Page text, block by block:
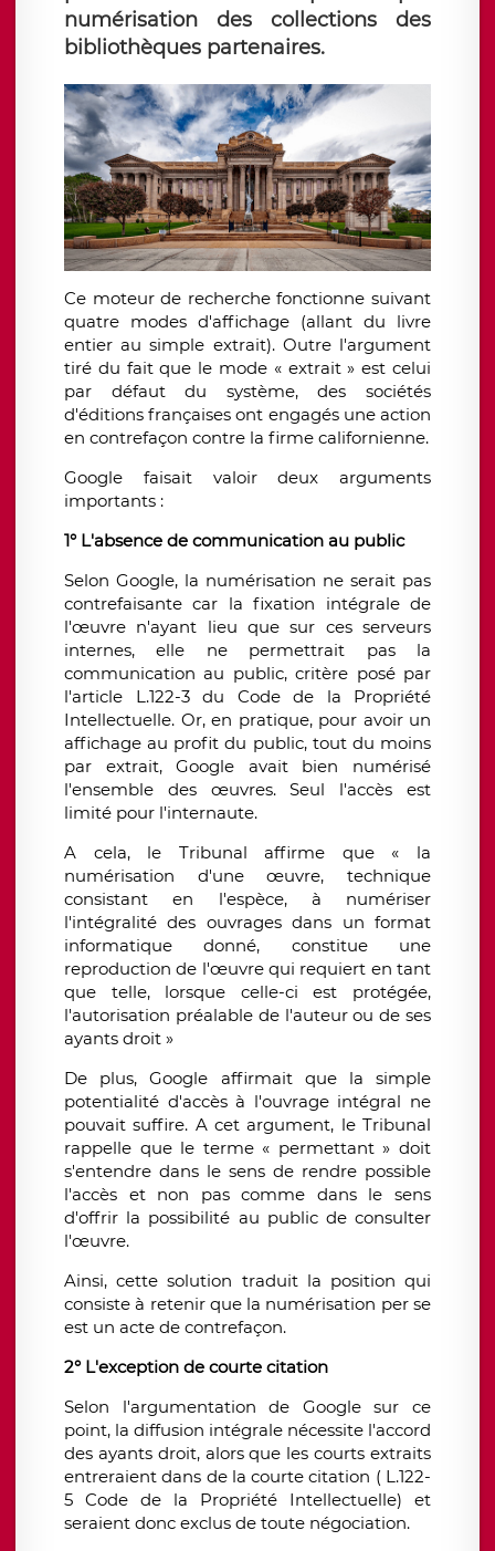
numérisation des collections des
bibliothèques partenaires.
Ce moteur de recherche fonctionne suivant
quatre modes d'affichage (allant du livre
entier au simple extrait). Outre l'argument
tiré du fait que le mode « extrait » est celui
par défaut du système, des sociétés
d'éditions françaises ont engagés une action
en contrefaçon contre la firme californienne.
Google faisait valoir deux arguments
importants :
1° L'absence de communication au public
Selon Google, la numérisation ne serait pas
contrefaisante car la fixation intégrale de
l'œuvre n'ayant lieu que sur ces serveurs
internes, elle ne permettrait pas la
communication au public, critère posé par
l'article L.122-3 du Code de la Propriété
Intellectuelle. Or, en pratique, pour avoir un
affichage au profit du public, tout du moins
par extrait, Google avait bien numérisé
l'ensemble des œuvres. Seul l'accès est
limité pour l'internaute.
A cela, le Tribunal affirme que « la
numérisation d'une œuvre, technique
consistant en l'espèce, à numériser
l'intégralité des ouvrages dans un format
informatique donné, constitue une
reproduction de l'œuvre qui requiert en tant
que telle, lorsque celle-ci est protégée,
l'autorisation préalable de l'auteur ou de ses
ayants droit »
De plus, Google affirmait que la simple
potentialité d'accès à l'ouvrage intégral ne
pouvait suffire. A cet argument, le Tribunal
rappelle que le terme « permettant » doit
s'entendre dans le sens de rendre possible
l'accès et non pas comme dans le sens
d'offrir la possibilité au public de consulter
l'œuvre.
Ainsi, cette solution traduit la position qui
consiste à retenir que la numérisation per se
est un acte de contrefaçon.
2° L'exception de courte citation
Selon l'argumentation de Google sur ce
point, la diffusion intégrale nécessite l'accord
des ayants droit, alors que les courts extraits
entreraient dans de la courte citation ( L.122-
5 Code de la Propriété Intellectuelle) et
seraient donc exclus de toute négociation.